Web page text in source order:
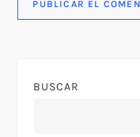
BUSCAR